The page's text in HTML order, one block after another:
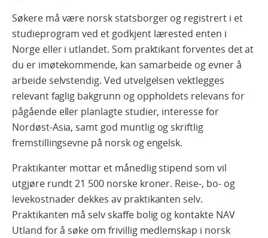
Søkere må være norsk statsborger og registrert i et
studieprogram ved et godkjent lærested enten i
Norge eller i utlandet. Som praktikant forventes det at
du er imøtekommende, kan samarbeide og evner å
arbeide selvstendig. Ved utvelgelsen vektlegges
relevant faglig bakgrunn og oppholdets relevans for
pågående eller planlagte studier, interesse for
Nordøst-Asia, samt god muntlig og skriftlig
fremstillingsevne på norsk og engelsk.
Praktikanter mottar et månedlig stipend som vil
utgjøre rundt 21 500 norske kroner. Reise-, bo- og
levekostnader dekkes av praktikanten selv.
Praktikanten må selv skaffe bolig og kontakte NAV
Utland for å søke om frivillig medlemskap i norsk